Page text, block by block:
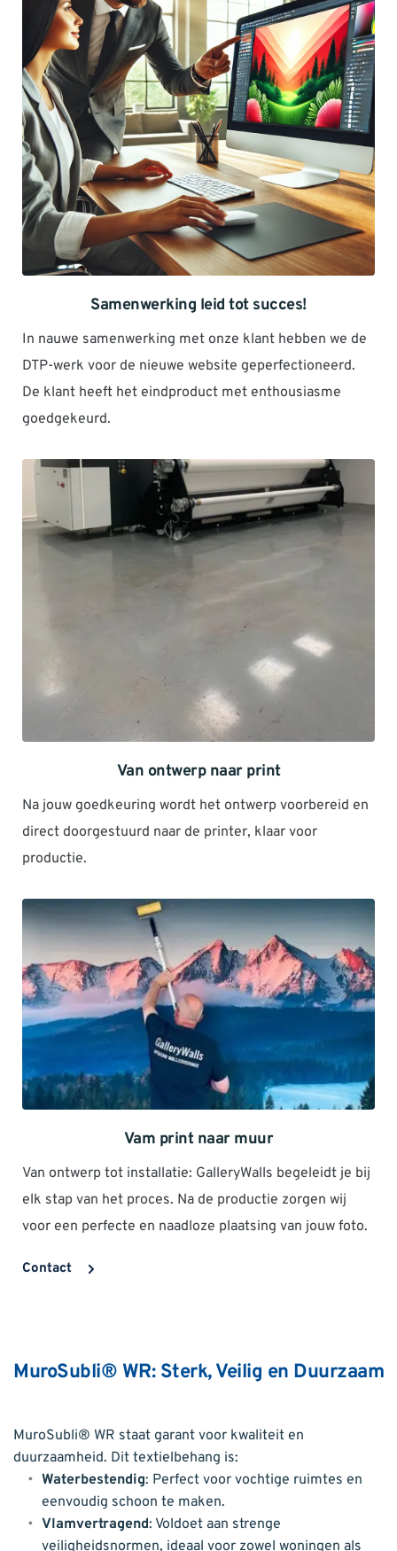
Samenwerking leid tot succes!
In nauwe samenwerking met onze klant hebben we de
DTP-werk voor de nieuwe website geperfectioneerd.
De klant heeft het eindproduct met enthousiasme
goedgekeurd.
Van ontwerp naar print
Na jouw goedkeuring wordt het ontwerp voorbereid en
direct doorgestuurd naar de printer, klaar voor
productie.
Vam print naar muur
Van ontwerp tot installatie: GalleryWalls begeleidt je bij
elk stap van het proces. Na de productie zorgen wij
voor een perfecte en naadloze plaatsing van jouw foto.
Contact
MuroSubli® WR: Sterk, Veilig en Duurzaam
MuroSubli® WR staat garant voor kwaliteit en
duurzaamheid. Dit textielbehang is:
Waterbestendig: Perfect voor vochtige ruimtes en
eenvoudig schoon te maken.
Vlamvertragend: Voldoet aan strenge
veiligheidsnormen, ideaal voor zowel woningen als